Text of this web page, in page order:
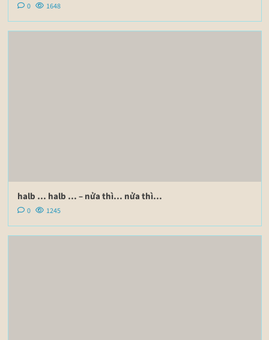
0 1648
halb … halb … – nửa thì… nửa thì…
0 1245